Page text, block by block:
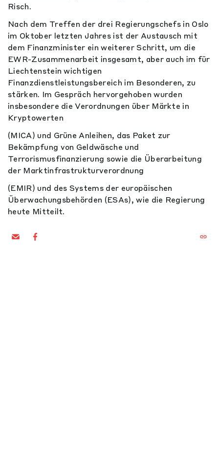
Risch.
Nach dem Treffen der drei Regierungschefs in Oslo
im Oktober letzten Jahres ist der Austausch mit
dem Finanzminister ein weiterer Schritt, um die
EWR-Zusammenarbeit insgesamt, aber auch im für
Liechtenstein wichtigen
Finanzdienstleistungsbereich im Besonderen, zu
stärken. Im Gespräch hervorgehoben wurden
insbesondere die Verordnungen über Märkte in
Kryptowerten
(MICA) und Grüne Anleihen, das Paket zur
Bekämpfung von Geldwäsche und
Terrorismusfinanzierung sowie die Überarbeitung
der Marktinfrastrukturverordnung
(EMIR) und des Systems der europäischen
Überwachungsbehörden (ESAs), wie die Regierung
heute Mitteilt.